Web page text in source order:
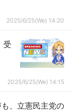
2025/6/25(We) 14:20
受
2025/6/25(We) 14:15
、立憲民主党の